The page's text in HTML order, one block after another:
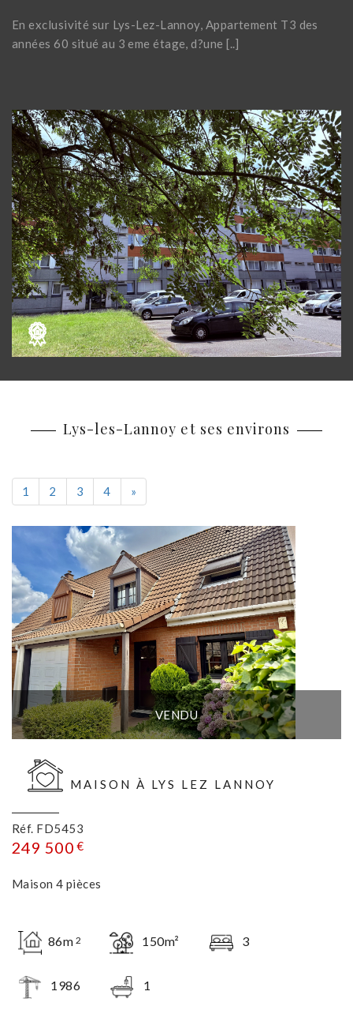
En exclusivité sur Lys-Lez-Lannoy, Appartement T3 des
années 60 situé au 3 eme étage, d?une [..]
Lys-les-Lannoy et ses environs
1 2 3 4 »
VENDU
MAISON À LYS LEZ LANNOY
Réf. FD5453
249 500 €
Maison 4 pièces
86m 2 150m² 3
1986 1